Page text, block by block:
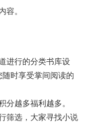
容。
进行的分类书库设
时享受掌间阅读的
分越多福利越多。
筛选，大家寻找小说